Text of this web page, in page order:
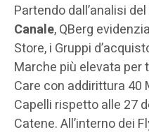
Partendo dall’analisi del
Canale, QBerg
Store, i Gruppi
Marche più elevata per
Care con addirittura 40
Capelli rispetto alle 27
Catene. All’interno dei